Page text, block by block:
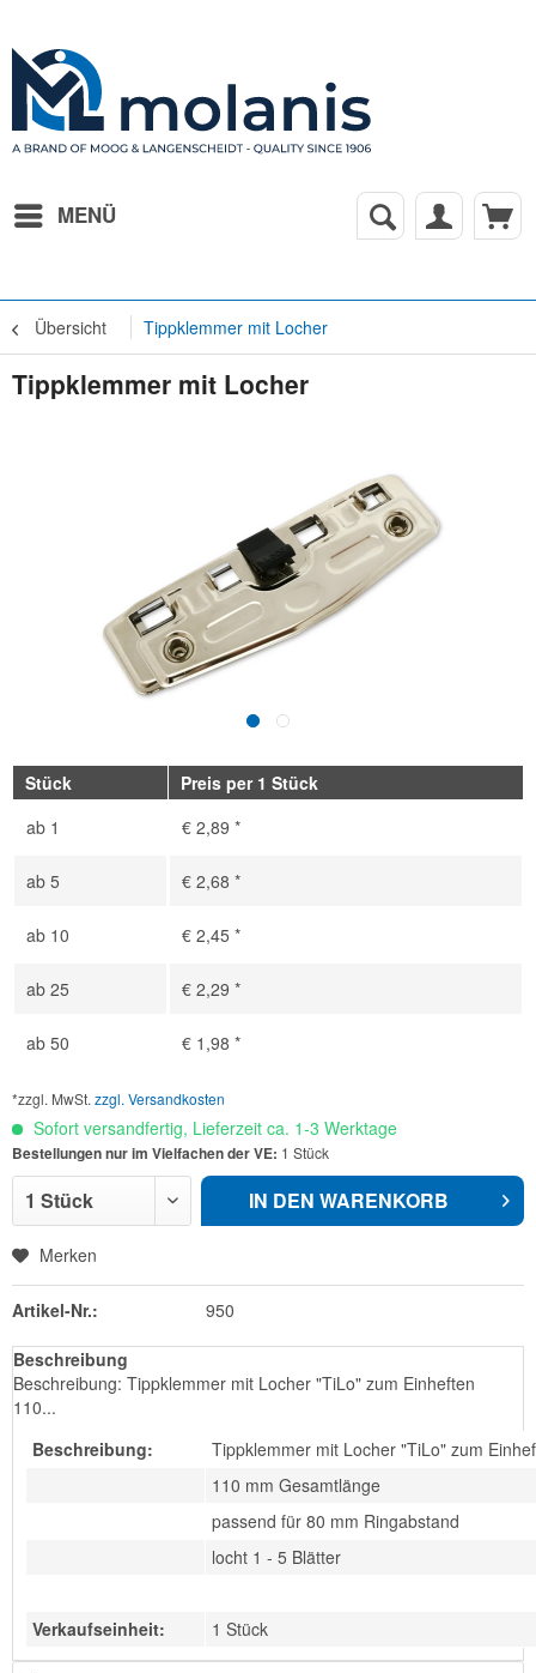
MENÜ
Übersicht Tippklemmer mit Locher
Tippklemmer mit Locher
Stück
Preis per 1 Stück
ab 1 € 2,89 *
ab 5 € 2,68 *
ab 10 € 2,45 *
ab 25 € 2,29 *
ab 50 € 1,98 *
*zzgl. MwSt. zzgl. Versandkosten
Sofort versandfertig, Lieferzeit ca. 1-3 Werktage
Bestellungen nur im Vielfachen der VE: 1 Stück
IN DEN WARENKORB
Merken
Artikel-Nr.: 950
Beschreibung
Beschreibung: Tippklemmer mit Locher "TiLo" zum Einheften
110...
Beschreibung:
Tippklemmer mit Locher "TiLo" zum
110 mm Gesamtlänge
passend für 80 mm Ringabstand
locht 1 - 5 Blätter
Verkaufseinheit: 1 Stück